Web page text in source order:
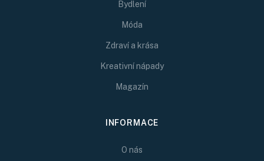
Bydlení
Móda
Zdraví a krása
Kreativní nápady
Magazín
INFORMACE
O nás